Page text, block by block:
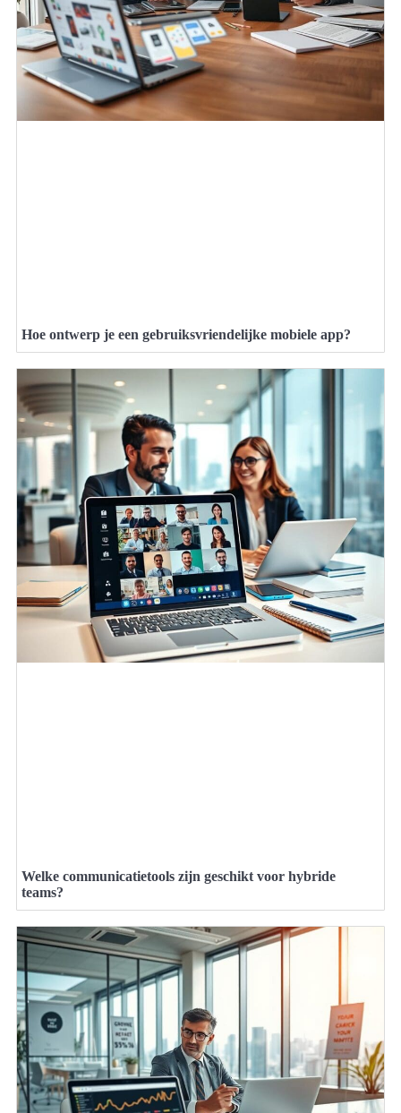
Hoe ontwerp je een gebruiksvriendelijke mobiele app?
Welke communicatietools zijn geschikt voor hybride
teams?